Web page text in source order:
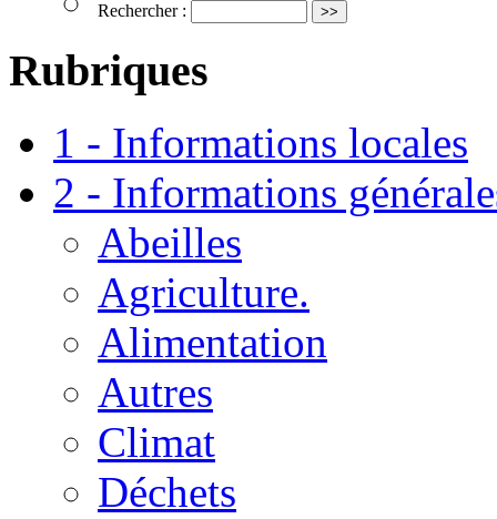
Rechercher :
Rubriques
1 - Informations locales
2 - Informations
Abeilles
Agriculture.
Alimentation
Autres
Climat
Déchets